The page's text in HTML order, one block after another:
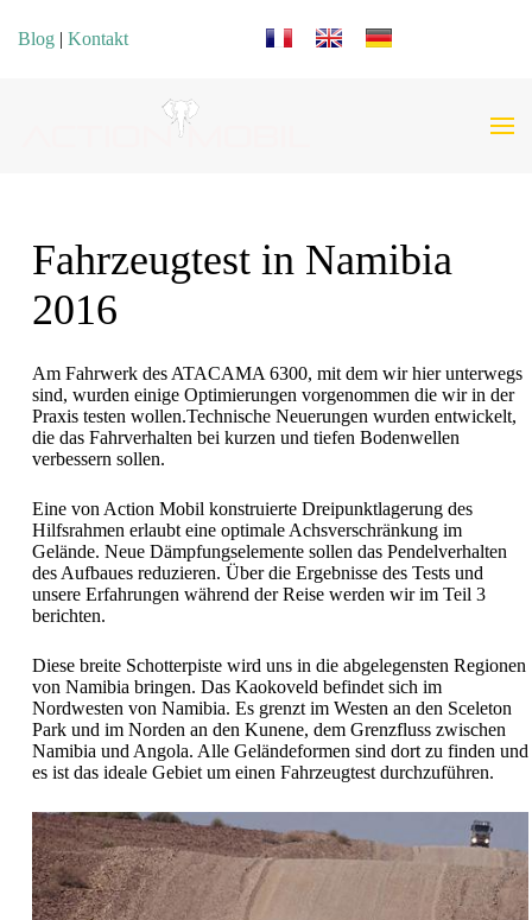
Blog | Kontakt Sprache auswählen
Fahrzeugtest in Namibia
2016
Am Fahrwerk des ATACAMA 6300, mit dem wir hier unterwegs
sind, wurden einige Optimierungen vorgenommen die wir in der
Praxis testen wollen.Technische Neuerungen wurden entwickelt,
die das Fahrverhalten bei kurzen und tiefen Bodenwellen
verbessern sollen.
Eine von Action Mobil konstruierte Dreipunktlagerung des
Hilfsrahmen erlaubt eine optimale Achsverschränkung im
Gelände. Neue Dämpfungselemente sollen das Pendelverhalten
des Aufbaues reduzieren. Über die Ergebnisse des Tests und
unsere Erfahrungen während der Reise werden wir im Teil 3
berichten.
Diese breite Schotterpiste wird uns in die abgelegensten Regionen
von Namibia bringen. Das Kaokoveld befindet sich im
Nordwesten von Namibia. Es grenzt im Westen an den Sceleton
Park und im Norden an den Kunene, dem Grenzfluss zwischen
Namibia und Angola. Alle Geländeformen sind dort zu finden und
es ist das ideale Gebiet um einen Fahrzeugtest durchzuführen.